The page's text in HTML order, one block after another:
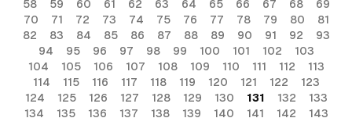
58
59 60 61 62 63 64 65 66 67 68
69
70
71 72 73 74 75 76 77 78 79 80
81
82
83 84 85 86 87 88 89 90 91 92
93
94
95 96 97 98 99 100 101 102
103
104
105 106 107 108 109 110 111 112
113
114
115 116 117 118 119 120 121 122
123
124
125 126 127 128 129 130 131 132
133
134
135 136 137 138 139 140 141 142 143